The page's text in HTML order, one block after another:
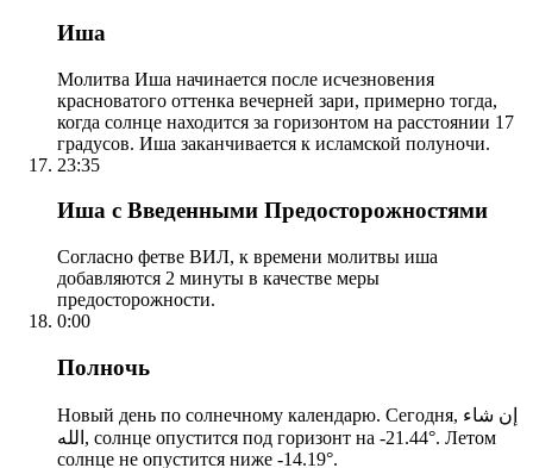
Иша
Молитва Иша начинается после исчезновения
красноватого оттенка вечерней зари, примерно тогда,
когда солнце находится за горизонтом на расстоянии 17
градусов. Иша заканчивается к исламской полуночи.
23:35
Иша с Введенными Предосторожностями
Согласно фетве ВИЛ, к времени молитвы иша
добавляются 2 минуты в качестве меры
предосторожности.
0:00
Полночь
Новый день по солнечному календарю. Сегодня, إن شاء
الله, солнце опустится под горизонт на -21.44°. Летом
солнце не опустится ниже -14.19°.